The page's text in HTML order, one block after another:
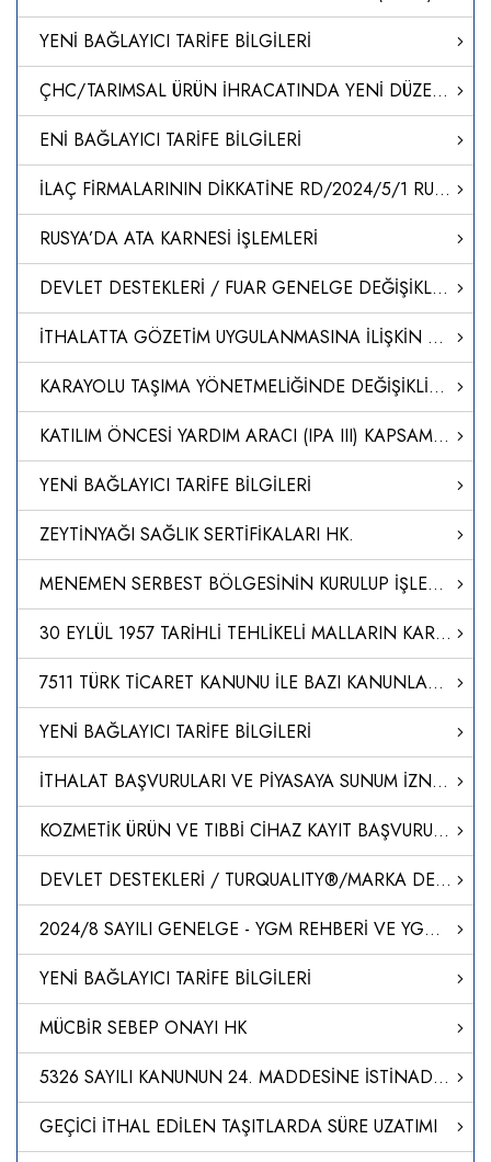
YENİ BAĞLAYICI TARİFE BİLGİLERİ
ÇHC/TARIMSAL ÜRÜN İHRACATINDA YENİ DÜZENLEMELER
ENİ BAĞLAYICI TARİFE BİLGİLERİ
İLAÇ FİRMALARININ DİKKATİNE RD/2024/5/1 RUHSAT BAŞVURU SÜREÇLERİNİN BAŞLATILMASI
RUSYA’DA ATA KARNESİ İŞLEMLERİ
DEVLET DESTEKLERİ / FUAR GENELGE DEĞİŞİKLİĞİ HK.
İTHALATTA GÖZETİM UYGULANMASINA İLİŞKİN TEBLİĞ (TEBLİĞ NO: 2024/6)’DE DEĞİŞİKLİK YAPILMASINA DAİR TEBLİĞ
KARAYOLU TAŞIMA YÖNETMELİĞİNDE DEĞİŞİKLİK YAPILMASINA DAİR YÖNETMELİK
KATILIM ÖNCESİ YARDIM ARACI (IPA III) KAPSAMINDA AKDEDİLEN 2021 YILI TÜRKİYE İÇİN YILLIK EYLEM PLANINA AİT FİNANSMAN ANLAŞMASINDA DEĞİŞİKLİK YAPILMASINA İLİŞKİN OLARAK TÜRKİYE CUMHURİYETİ HÜKÜMETİ İLE AVRUPA KOMİSYONU ARASINDA 17/4/2024 VE 24/4/2024 TARİH
YENİ BAĞLAYICI TARİFE BİLGİLERİ
ZEYTİNYAĞI SAĞLIK SERTİFİKALARI HK.
MENEMEN SERBEST BÖLGESİNİN KURULUP İŞLETİLMESİ HAKKINDA KARAR (KARAR SAYISI: 8567)
30 EYLÜL 1957 TARİHLİ TEHLİKELİ MALLARIN KARAYOLU İLE ULUSLARARASI TAŞIMACILIĞINA İLİŞKİN AVRUPA ANLAŞMASININ (ADR) BAŞLIĞINDA DEĞİŞİKLİK YAPILMASINA DAİR PROTOKOLÜN ONAYLANMASI HAKKINDA KARAR (KARAR SAYISI: 8564)
7511 TÜRK TİCARET KANUNU İLE BAZI KANUNLARDA DEĞİŞİKLİK YAPILMASINA DAİR KANUN
YENİ BAĞLAYICI TARİFE BİLGİLERİ
İTHALAT BAŞVURULARI VE PİYASAYA SUNUM İZNİ HAKKINDA KILAVUZ
KOZMETİK ÜRÜN VE TIBBİ CİHAZ KAYIT BAŞVURULARI
DEVLET DESTEKLERİ / TURQUALITY®/MARKA DESTEK PROGRAMI
2024/8 SAYILI GENELGE - YGM REHBERİ VE YGM ÇALIŞMA BÖLGESİ
YENİ BAĞLAYICI TARİFE BİLGİLERİ
MÜCBİR SEBEP ONAYI HK
5326 SAYILI KANUNUN 24. MADDESİNE İSTİNADEN DÜZENLENEN CEZA KARARLARI
GEÇİCİ İTHAL EDİLEN TAŞITLARDA SÜRE UZATIMI